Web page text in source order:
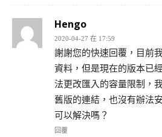
Hengo
2020-04-27 在 17:59
謝謝您的快速回覆，目前
資料，但是現在的版本已
法更改匯入的容量限制，
舊版的連結，也沒有辦法
可以解決嗎？
回覆